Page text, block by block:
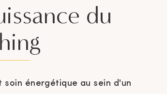
soin énergétique au sein d'un
du